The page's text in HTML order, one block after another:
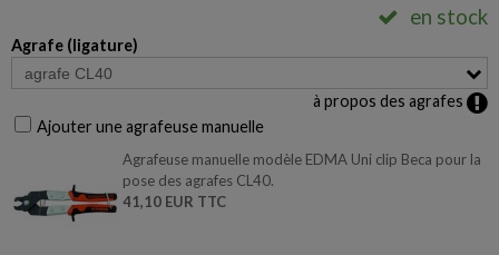
en stock
Agrafe (ligature)
à propos des agrafes
Ajouter une agrafeuse manuelle
Agrafeuse manuelle modèle EDMA Uni clip Beca pour la
pose des agrafes CL40.
41,10 EUR TTC